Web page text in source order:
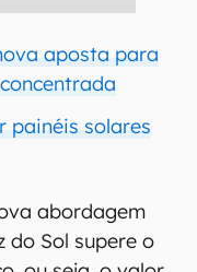
aposta para
painéis solares
abordagem
do Sol supere o